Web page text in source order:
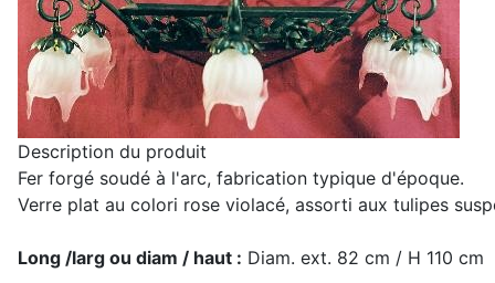
Description du produit
Fer forgé soudé à l'arc, fabrication typique d'époque.
Verre plat au colori rose violacé, assorti aux tulipes
Long /larg ou diam / haut : Diam. ext. 82 cm / H 110 cm